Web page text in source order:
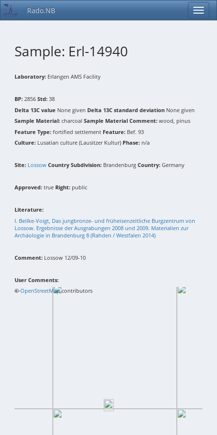
Rado.NB
Sample: Erl-14940
Laboratory: Erlangen AMS Facility
BP: 2856 Std: 38
Delta 13C value None given Delta 13C standard deviation None given
Sample Material: charcoal Sample Material Comment: wood, pinus
Feature Type: fortified settlement Feature: Bef. 93
Culture: Lusatian culture (Lausitzer Kultur) Phase: n/a
Site: Lossow Country Subdivision: Brandenburg Country: Germany
Approved: true Right: public
Literature:
I. Beilke-Voigt, Das jungbronze- und früheisenzeitliche Burgzentrum von
Lossow. Ergebnisse der Ausgrabungen 2008 und 2009. Materialien zur
Archäologie in Brandenburg 8 (Rahden / Westfalen 2014)
Comment: Lossow 12/09-10
User Comments:
+−
©OpenStreetMapcontributors